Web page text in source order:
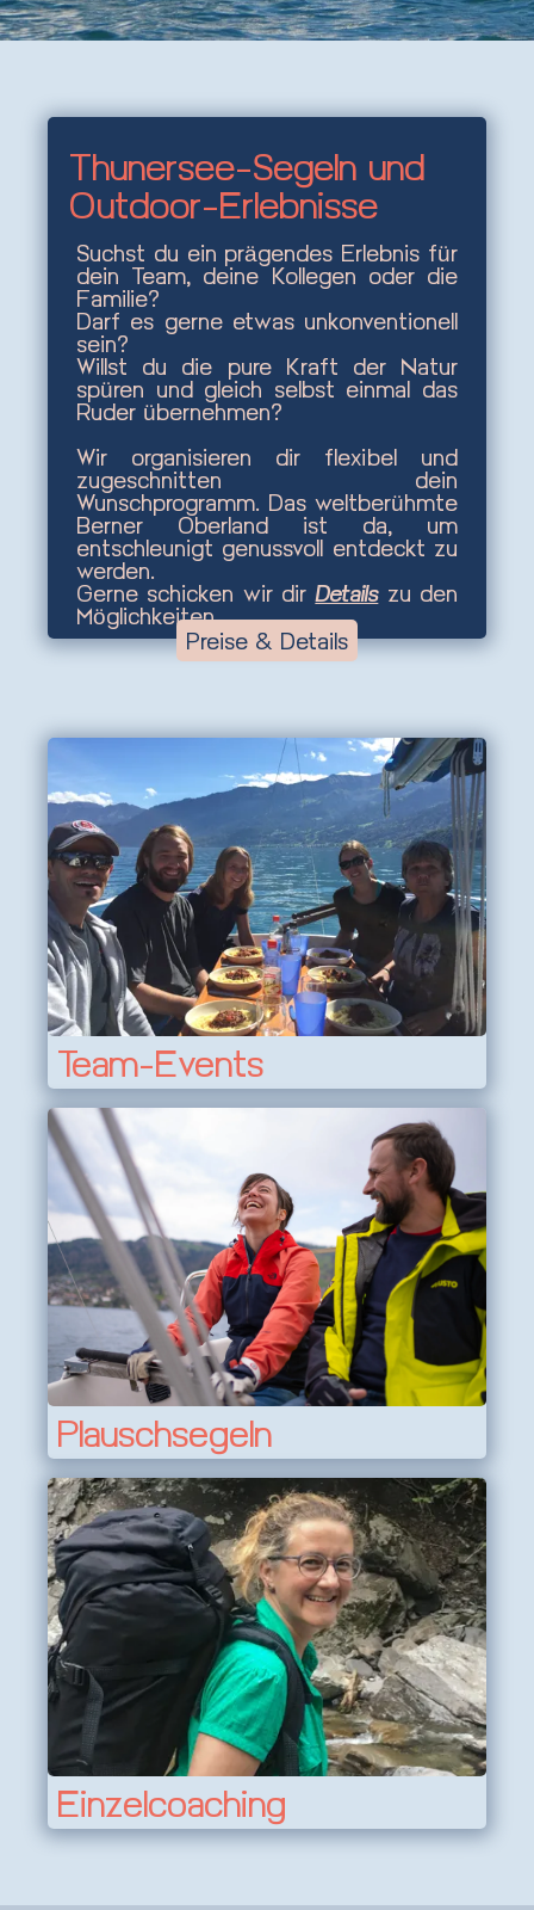
Thunersee-Segeln und
Outdoor-Erlebnisse
Suchst du ein prägendes Erlebnis für
dein Team, deine Kollegen oder die
Familie?
Darf es gerne etwas unkonventionell
sein?
Willst du die pure Kraft der Natur
spüren und gleich selbst einmal das
Ruder übernehmen?
Wir organisieren dir flexibel und
zugeschnitten dein
Wunschprogramm. Das weltberühmte
Berner Oberland ist da, um
entschleunigt genussvoll entdeckt zu
werden.
Gerne schicken wir dirDetailszu den
Möglichkeiten.
Preise & Details
Team-Events
Plauschsegeln
Einzelcoaching